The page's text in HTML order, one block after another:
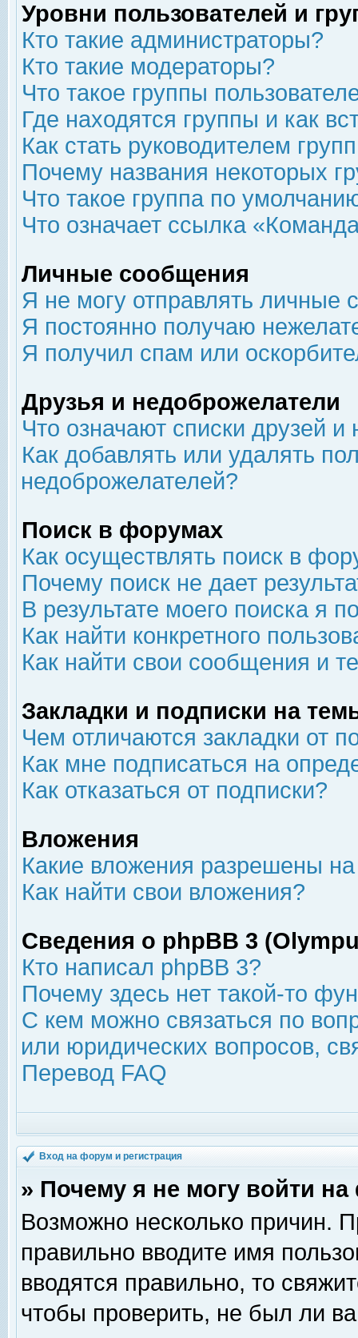
Уровни пользователей и
Кто такие администраторы?
Кто такие модераторы?
Что такое группы
Где находятся группы и как
Как стать руководителем
Почему названия некоторых
Что такое группа по
Что означает ссылка
Личные сообщения
Я не могу отправлять личные
Я постоянно получаю
Я получил спам или
Друзья и недоброжелатели
Что означают списки друзей
Как добавлять или удалять
недоброжелателей?
Поиск в форумах
Как осуществлять поиск в
Почему поиск не дает
В результате моего поиска я
Как найти конкретного
Как найти свои сообщения и
Закладки и подписки на
Чем отличаются закладки от
Как мне подписаться на
Как отказаться от подписки?
Вложения
Какие вложения разрешены
Как найти свои вложения?
Сведения о phpBB 3
Кто написал phpBB 3?
Почему здесь нет такой-то
С кем можно связаться по
или юридических вопросов,
Перевод FAQ
Вход на форум и регистрация
» Почему я не могу войти
Возможно несколько причин.
правильно вводите имя
вводятся правильно, то
чтобы проверить, не был ли